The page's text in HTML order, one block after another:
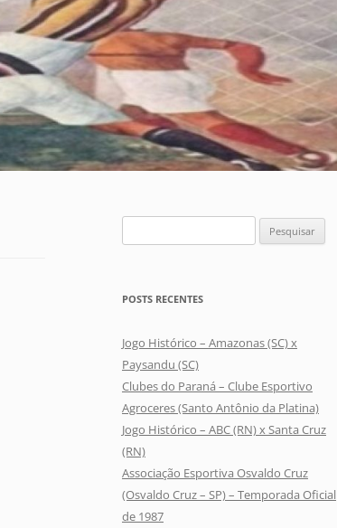
por:
POSTS RECENTES
Jogo Histórico – Amazonas (SC) x
Paysandu (SC)
Clubes do Paraná – Clube Esportivo
Agroceres (Santo Antônio da Platina)
Jogo Histórico – ABC (RN) x Santa Cruz
(RN)
Associação Esportiva Osvaldo Cruz
(Osvaldo Cruz – SP) – Temporada Oficial
de 1987